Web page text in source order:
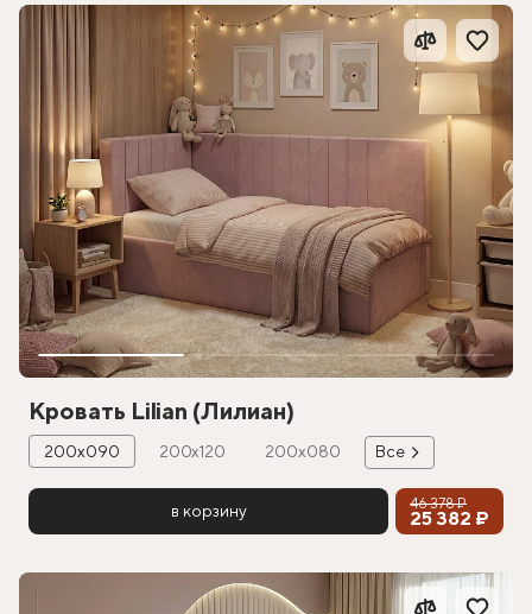
Кровать Lilian (Лилиан)
200х090 200х120 200х080 Все
в корзину 46 378 ₽
25 382 ₽